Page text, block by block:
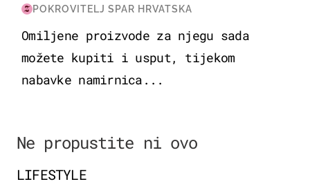
POKROVITELJ SPAR HRVATSKA
Omiljene proizvode za njegu sada
možete kupiti i usput, tijekom
nabavke namirnica...
Ne propustite ni ovo
LIFESTYLE